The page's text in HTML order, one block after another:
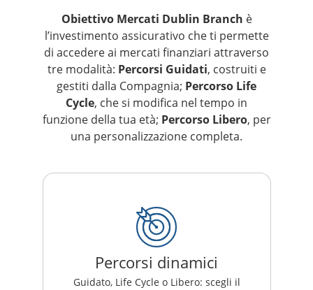
Obiettivo Mercati Dublin Branch è
l’investimento assicurativo che ti permette
di accedere ai mercati finanziari attraverso
tre modalità: Percorsi Guidati, costruiti e
gestiti dalla Compagnia; Percorso Life
Cycle, che si modifica nel tempo in
funzione della tua età; Percorso Libero, per
una personalizzazione completa.
Percorsi dinamici
Guidato, Life Cycle o Libero: scegli il